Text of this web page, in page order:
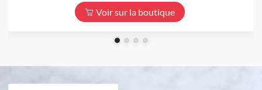
Voir sur la boutique